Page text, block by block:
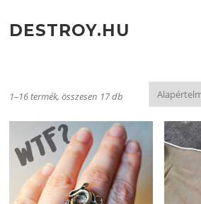
tartalomra
DESTROY.HU
1–16 termék, összesen 17 db